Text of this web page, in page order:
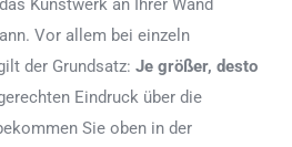
Kunstwerk an Ihrer Wand
Vor allem bei einzeln
der Grundsatz: Je größer, desto
Eindruck über die
Sie oben in der